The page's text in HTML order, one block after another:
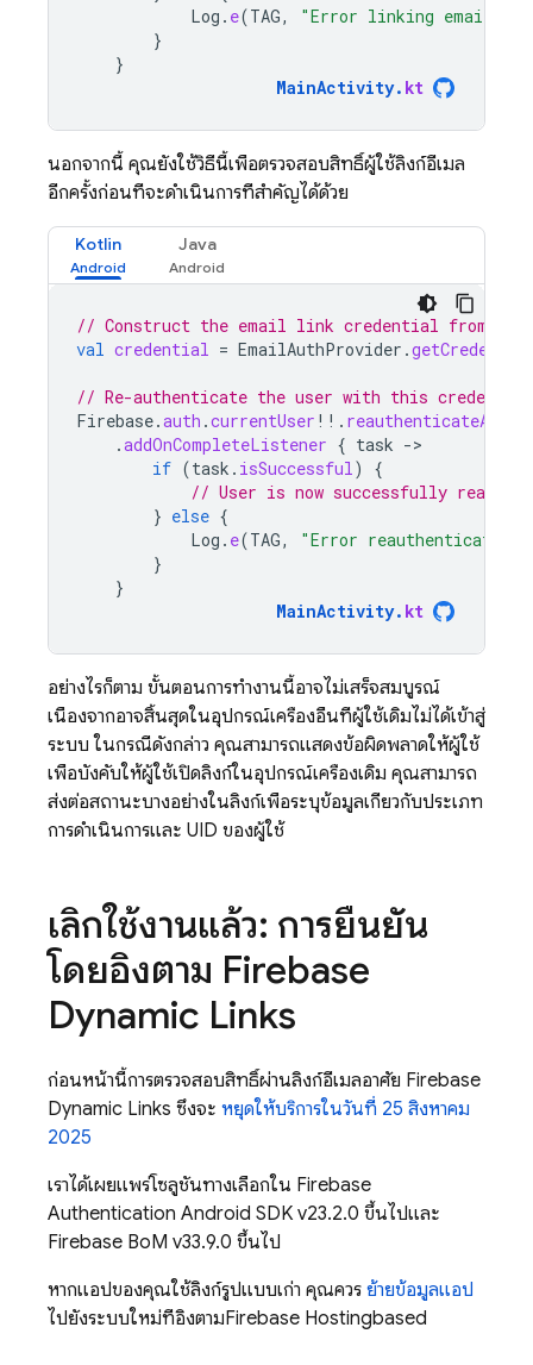
Log . e(TAG,
"Error linking
}
}
MainActivity. kt
นอกจากนี้ คุณยังใช้วิธีนี้เพื่อตรวจสอบสิทธิ์ผู้ใช้ลิงก์อีเมล
อีกครั้งก่อนที่จะดำเนินการที่สำคัญได้ด้วย
Kotlin Java
// Construct the email link credential from the
val credential = EmailAuthProvider .
// Re-authenticate the user with this
Firebase.auth .currentUser !! .
.addOnCompleteListener { task -
if (task . isSuccessful)
{
// User is now successfully
} else {
Log . e(TAG, "Error reauthenticating"
}
}
MainActivity. kt
อย่างไรก็ตาม ขั้นตอนการทำงานนี้อาจไม่เสร็จสมบูรณ์
เนื่องจากอาจสิ้นสุดในอุปกรณ์เครื่องอื่นที่ผู้ใช้เดิมไม่ได้เข้าสู่
ระบบ ในกรณีดังกล่าว คุณสามารถแสดงข้อผิดพลาดให้ผู้ใช้
เพื่อบังคับให้ผู้ใช้เปิดลิงก์ในอุปกรณ์เครื่องเดิม คุณสามารถ
ส่งต่อสถานะบางอย่างในลิงก์เพื่อระบุข้อมูลเกี่ยวกับประเภท
การดำเนินการและ UID ของผู้ใช้
เลิกใช้งานแล้ว: การยืนยัน
โดยอิงตาม Firebase
Dynamic Links
ก่อนหน้านี้การตรวจสอบสิทธิ์ผ่านลิงก์อีเมลอาศัย Firebase
Dynamic Links ซึ่งจะ หยุดให้บริการในวันที่ 25 สิงหาคม
2025
เราได้เผยแพร่โซลูชันทางเลือกใน Firebase
Authentication Android SDK v23.2.0 ขึ้นไปและ
Firebase BoM v33.9.0 ขึ้นไป
หากแอปของคุณใช้ลิงก์รูปแบบเก่า คุณควร ย้ายข้อมูลแอป
ไปยังระบบใหม่ที่อิงตามFirebase Hostingbased